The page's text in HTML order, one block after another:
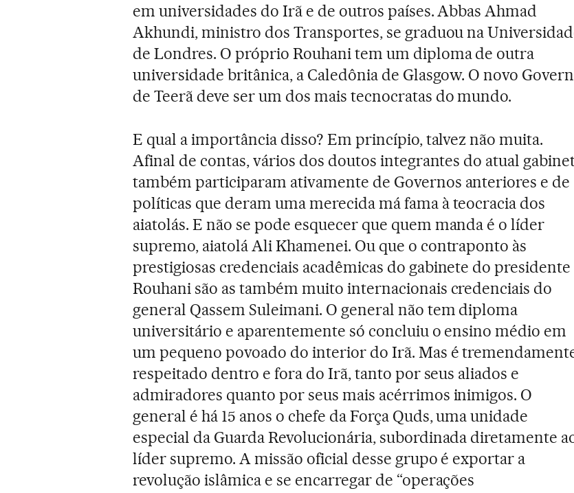
em universidades do Irã e de outros países. Abbas Ahmad
Akhundi, ministro dos Transportes, se graduou na
de Londres. O próprio Rouhani tem um diploma de outra
universidade britânica, a Caledônia de Glasgow. O novo
de Teerã deve ser um dos mais tecnocratas do mundo.
E qual a importância disso? Em princípio, talvez não muita.
Afinal de contas, vários dos doutos integrantes do atual
também participaram ativamente de Governos anteriores e de
políticas que deram uma merecida má fama à teocracia dos
aiatolás. E não se pode esquecer que quem manda é o líder
supremo, aiatolá Ali Khamenei. Ou que o contraponto às
prestigiosas credenciais acadêmicas do gabinete do presidente
Rouhani são as também muito internacionais credenciais do
general Qassem Suleimani. O general não tem diploma
universitário e aparentemente só concluiu o ensino médio em
um pequeno povoado do interior do Irã. Mas é
respeitado dentro e fora do Irã, tanto por seus aliados e
admiradores quanto por seus mais acérrimos inimigos. O
general é há 15 anos o chefe da Força Quds, uma unidade
especial da Guarda Revolucionária, subordinada diretamente
líder supremo. A missão oficial desse grupo é exportar a
revolução islâmica e se encarregar de “operações